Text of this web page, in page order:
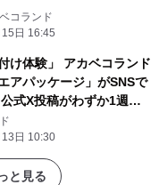
コランド
日 16:45
け体験」 アカベコランド
アパッケージ」がSNSで
式X投稿がわずか1週間
プレッションを突破！
ド
日 10:30
と見る